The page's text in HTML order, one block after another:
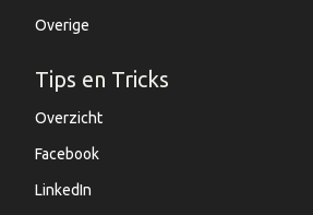
Overige
Tips en Tricks
Overzicht
Facebook
LinkedIn